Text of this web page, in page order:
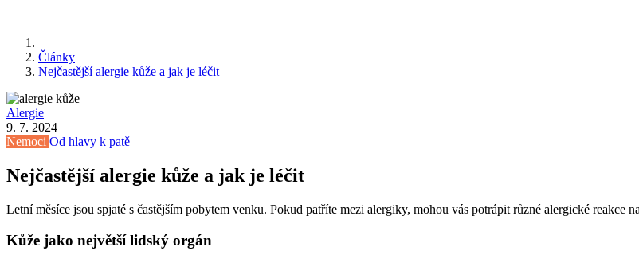
Články
Nejčastější alergie kůže a jak je léčit
Alergie
9. 7. 2024
Nemoci Od hlavy k patě
Nejčastější alergie kůže a jak je léčit
Letní měsíce jsou spjaté s častějším pobytem venku. Pokud patříte mezi alergiky, mohou vás potrápit různé alergické reakce
Kůže jako největší lidský orgán